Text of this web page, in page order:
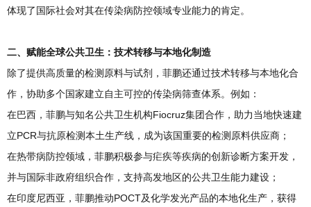
体现了国际社会对其在传染病防控领域专业能力的肯定。
二、赋能全球公共卫生：技术转移与本地化制造
除了提供高质量的检测原料与试剂，菲鹏还通过技术转移与本地化合
作，协助多个国家建立自主可控的传染病筛查体系。例如：
在巴西，菲鹏与知名公共卫生机构Fiocruz集团合作，助力当地快速建
立PCR与抗原检测本土生产线，成为该国重要的检测原料供应商；
在热带病防控领域，菲鹏积极参与疟疾等疾病的创新诊断方案开发，
并与国际非政府组织合作，支持高发地区的公共卫生能力建设；
在印度尼西亚，菲鹏推动POCT及化学发光产品的本地化生产，获得